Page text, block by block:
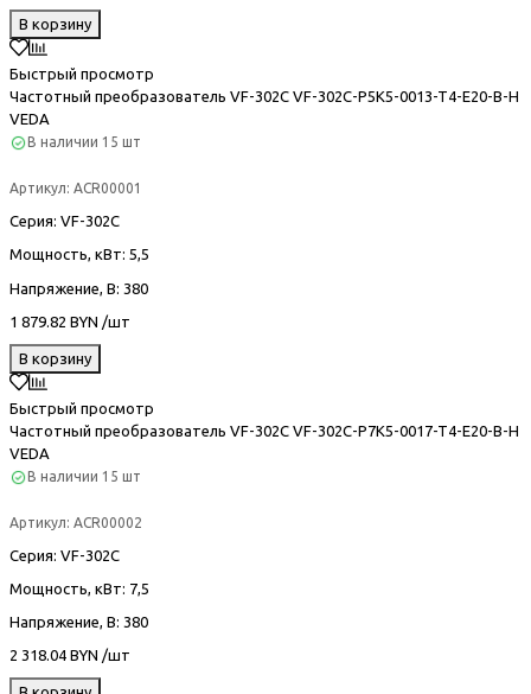
В корзину
Быстрый просмотр
Частотный преобразователь VF-302С VF-302C-P5K5-0013-T4-E20-B-H
VEDA
В наличии 15 шт
Артикул: ACR00001
Серия: VF-302С
Мощность, кВт: 5,5
Напряжение, В: 380
1 879.82 BYN /шт
В корзину
Быстрый просмотр
Частотный преобразователь VF-302С VF-302C-P7K5-0017-T4-E20-B-H
VEDA
В наличии 15 шт
Артикул: ACR00002
Серия: VF-302С
Мощность, кВт: 7,5
Напряжение, В: 380
2 318.04 BYN /шт